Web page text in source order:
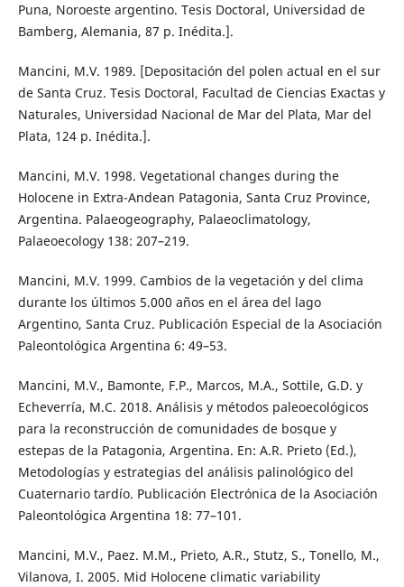
Puna, Noroeste argentino. Tesis Doctoral, Universidad de
Bamberg, Alemania, 87 p. Inédita.].
Mancini, M.V. 1989. [Depositación del polen actual en el sur
de Santa Cruz. Tesis Doctoral, Facultad de Ciencias Exactas y
Naturales, Universidad Nacional de Mar del Plata, Mar del
Plata, 124 p. Inédita.].
Mancini, M.V. 1998. Vegetational changes during the
Holocene in Extra-Andean Patagonia, Santa Cruz Province,
Argentina. Palaeogeography, Palaeoclimatology,
Palaeoecology 138: 207–219.
Mancini, M.V. 1999. Cambios de la vegetación y del clima
durante los últimos 5.000 años en el área del lago
Argentino, Santa Cruz. Publicación Especial de la Asociación
Paleontológica Argentina 6: 49–53.
Mancini, M.V., Bamonte, F.P., Marcos, M.A., Sottile, G.D. y
Echeverría, M.C. 2018. Análisis y métodos paleoecológicos
para la reconstrucción de comunidades de bosque y
estepas de la Patagonia, Argentina. En: A.R. Prieto (Ed.),
Metodologías y estrategias del análisis palinológico del
Cuaternario tardío. Publicación Electrónica de la Asociación
Paleontológica Argentina 18: 77–101.
Mancini, M.V., Paez. M.M., Prieto, A.R., Stutz, S., Tonello, M.,
Vilanova, I. 2005. Mid Holocene climatic variability